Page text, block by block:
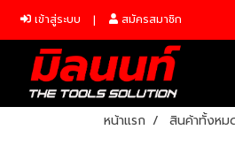
เข้าสู่ระบบ สมัครสมาชิก
หน้าแรก สินค้าทั้งหม